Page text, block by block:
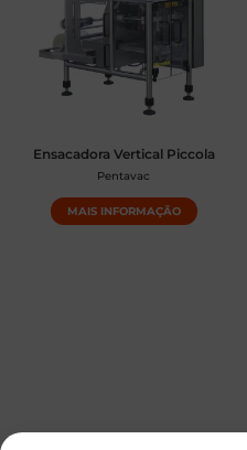
Ensacadora Vertical Piccola
Pentavac
MAIS INFORMAÇÃO